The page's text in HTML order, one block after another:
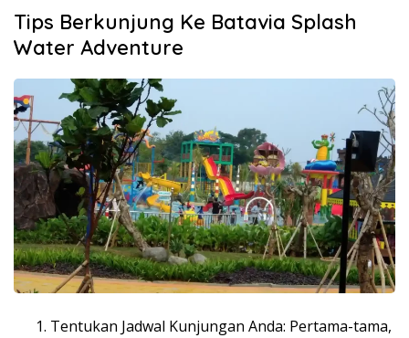
Tips Berkunjung Ke Batavia Splash
Water Adventure
Tentukan Jadwal Kunjungan Anda: Pertama-tama,